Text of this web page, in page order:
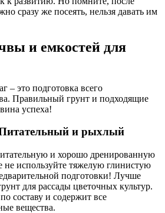
сразу же посеять, нельзя давать им
и емкостей для
это подготовка всего
Правильный грунт и подходящие
успеха!
и рыхлый
и хорошо дренированную
не используйте тяжелую глинистую
подготовки! Лучше
для рассады цветочных культур.
составу и содержит все
вещества.